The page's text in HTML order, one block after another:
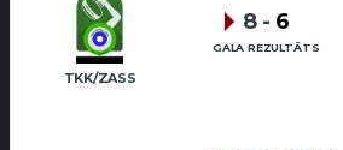
TKK/ZASS
8 - 6
GALA REZULTĀTS